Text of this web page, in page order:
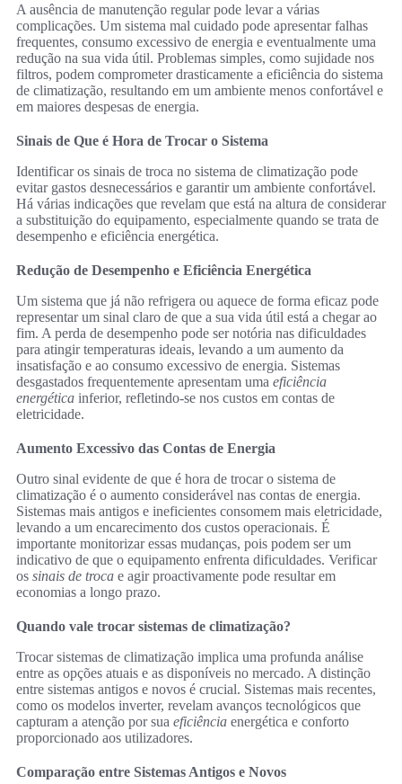
A ausência de manutenção regular pode levar a várias
complicações. Um sistema mal cuidado pode apresentar falhas
frequentes, consumo excessivo de energia e eventualmente uma
redução na sua vida útil. Problemas simples, como sujidade nos
filtros, podem comprometer drasticamente a eficiência do sistema
de climatização, resultando em um ambiente menos confortável e
em maiores despesas de energia.
Sinais de Que é Hora de Trocar o Sistema
Identificar os sinais de troca no sistema de climatização pode
evitar gastos desnecessários e garantir um ambiente confortável.
Há várias indicações que revelam que está na altura de considerar
a substituição do equipamento, especialmente quando se trata de
desempenho e eficiência energética.
Redução de Desempenho e Eficiência Energética
Um sistema que já não refrigera ou aquece de forma eficaz pode
representar um sinal claro de que a sua vida útil está a chegar ao
fim. A perda de desempenho pode ser notória nas dificuldades
para atingir temperaturas ideais, levando a um aumento da
insatisfação e ao consumo excessivo de energia. Sistemas
desgastados frequentemente apresentam uma eficiência
energética inferior, refletindo-se nos custos em contas de
eletricidade.
Aumento Excessivo das Contas de Energia
Outro sinal evidente de que é hora de trocar o sistema de
climatização é o aumento considerável nas contas de energia.
Sistemas mais antigos e ineficientes consomem mais eletricidade,
levando a um encarecimento dos custos operacionais. É
importante monitorizar essas mudanças, pois podem ser um
indicativo de que o equipamento enfrenta dificuldades. Verificar
os sinais de troca e agir proactivamente pode resultar em
economias a longo prazo.
Quando vale trocar sistemas de climatização?
Trocar sistemas de climatização implica uma profunda análise
entre as opções atuais e as disponíveis no mercado. A distinção
entre sistemas antigos e novos é crucial. Sistemas mais recentes,
como os modelos inverter, revelam avanços tecnológicos que
capturam a atenção por sua eficiência energética e conforto
proporcionado aos utilizadores.
Comparação entre Sistemas Antigos e Novos